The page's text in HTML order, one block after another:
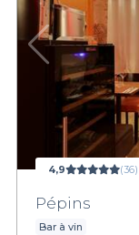
4,9 (36)
Pépins
Bar à vin